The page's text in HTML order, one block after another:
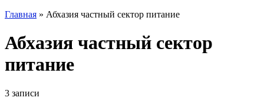
Главная » Абхазия частный сектор питание
Абхазия частный сектор
питание
3 записи